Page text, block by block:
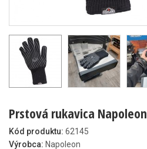
Prstová rukavica Napoleon
Kód produktu: 62145
Výrobca: Napoleon